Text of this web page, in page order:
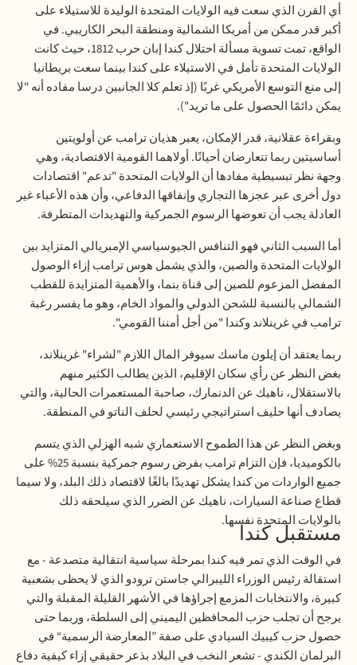
أي القرن الذي سعت فيه الولايات المتحدة الوليدة للاستيلاء على
أكبر قدر ممكن من أمريكا الشمالية ومنطقة البحر الكاريبي. في
الواقع، تمت تسوية مسألة احتلال كندا إبان حرب 1812، حيث كانت
الولايات المتحدة تأمل في الاستيلاء على كندا بينما سعت بريطانيا
إلى منع التوسع الأمريكي غربًا (إذ تعلم كلا الجانبين درسا مفاده أنه "لا
يمكن دائمًا الحصول على ما تريد").
وبقراءة عقلانية، قدر الإمكان، يعبر هذيان ترامب عن أولويتين
أساسيتين ربما تتعارضان أحيانًا. أولاهما القومية الاقتصادية، وهي
وجهة نظر تبسيطية مفادها أن الولايات المتحدة "تدعم" اقتصادات
دول أخرى عبر عجزها التجاري وإنفاقها الدفاعي، وأن هذه الأعباء غير
العادلة يجب أن تعوضها الرسوم الجمركية والتهديدات المتطرفة.
أما السبب الثاني فهو التنافس الجيوسياسي الإمبريالي المتزايد بين
الولايات المتحدة والصين، والذي يشمل هوس ترامب إزاء الوصول
المفضل المزعوم للصين إلى قناة بنما، والأهمية المتزايدة للقطب
الشمالي بالنسبة للشحن الدولي والمواد الخام، وهو ما يفسر رغبة
ترامب في غرينلاند وكندا "من أجل أمننا القومي".
ربما يعتقد أن إيلون ماسك سيوفر المال اللازم "لشراء" غرينلاند،
بغض النظر عن رأي سكان الإقليم، الذين يطالب الكثير منهم
بالاستقلال، ناهيك عن الدنمارك، صاحبة المستعمرات الحالية، والتي
يصادف أنها حليف استراتيجي رئيسي لحلف الناتو في المنطقة.
وبغض النظر عن هذا الطموح الاستعماري شبه الهزلي الذي يتسم
بالكوميديا، فإن التزام ترامب بفرض رسوم جمركية بنسبة 25% على
جميع الواردات من كندا يشكل تهديدًا بالغًا لاقتصاد ذلك البلد، ولا سيما
قطاع صناعة السيارات، ناهيك عن الضرر الذي سيلحقه ذلك
بالولايات المتحدة نفسها. مستقبل كندا
في الوقت الذي تمر فيه كندا بمرحلة سياسية انتقالية متصدعة - مع
استقالة رئيس الوزراء الليبرالي جاستن ترودو الذي لا يحظى بشعبية
كبيرة، والانتخابات المزمع إجراؤها في الأشهر القليلة المقبلة والتي
يرجح أن تجلب حزب المحافظين اليميني إلى السلطة، وربما حتى
حصول حزب كيبيك السيادي على صفة ”المعارضة الرسمية“ في
البرلمان الكندي - تشعر النخب في البلاد بذعر حقيقي إزاء كيفية دفاع